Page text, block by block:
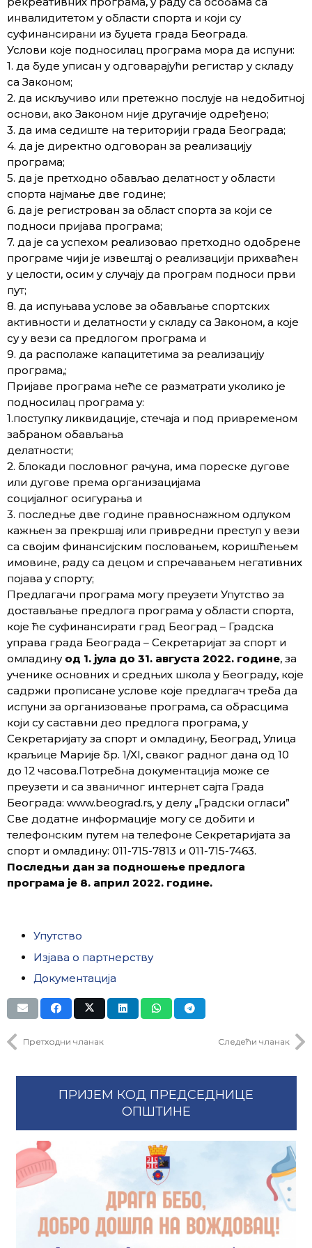
инвалидитетом у области спорта и који су
суфинансирани из буџета града Београда.
Услови које подносилац програма мора да испуни:
1. да буде уписан у одговарајући регистар у складу
са Законом;
2. да искључиво или претежно послује на недобитној
основи, ако Законом није другачије одређено;
3. да има седиште на територији града Београда;
4. да је директно одговоран за реализацију
програма;
5. да је претходно обављао делатност у области
спорта најмање две године;
6. да је регистрован за област спорта за који се
подноси пријава програма;
7. да је са успехом реализовао претходно одобрене
програме чији је извештај о реализацији прихваћен
у целости, осим у случају да програм подноси први
пут;
8. да испуњава услове за обављање спортских
активности и делатности у складу са Законом, a које
су у вези са предлогом програма и
9. да располаже капацитетима за реализацију
програма,;
Пријаве програма неће се разматрати уколико је
подносилац програма у:
1.поступку ликвидације, стечаја и под привременом
забраном обављања
делатности;
2. блокади пословног рачуна, има пореске дугове
или дугове према организацијама
социјалног осигурања и
3. последње две године правноснажном одлуком
кажњен за прекршај или привредни преступ у вези
са својим финансијским пословањем, коришћењем
имовине, раду са децом и спречавањем негативних
појава у спорту;
Предлагачи програма могу преузети Упутство за
достављање предлога програма у области спорта,
кojе ће суфинансирати град Београд – Градска
управа града Београда – Секретаријат за спорт и
омладинуод 1. јула до 31. августа 2022. године, за
ученике основних и средњих школа у Београду, које
садржи прописане услове које предлагач треба да
испуни за организовање програма, са обрасцима
који су саставни део предлога програма, у
Секретаријату за спорт и омладину, Београд, Улица
краљице Марије бр. 1/XI, сваког радног дана од 10
до 12 часова.Потребна документација може се
преузети и са званичног интернет сајта Града
Београда: www.beograd.rs, у делу „Градски огласи”
Све додатне информације могу се добити и
телефонским путем на телефоне Секретаријата за
спорт и омладину: 011-715-7813 и 011-715-7463.
Последњи дан за подношење предлога
програма је 8. април 2022. године.
Упутство
Изјава о партнерству
Документација
Претходни чланак Следећи чланак
ПРИЈЕМ КОД ПРЕДСЕДНИЦЕ
ОПШТИНЕ